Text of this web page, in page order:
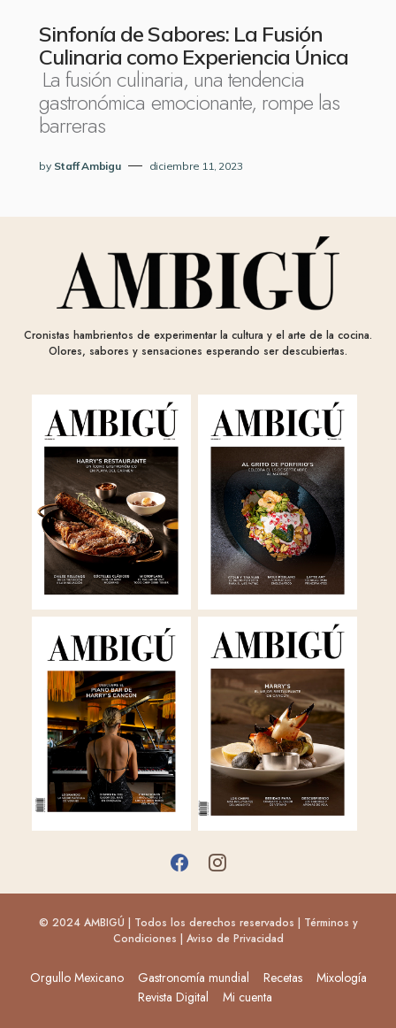
Sinfonía de Sabores: La Fusión
Culinaria como Experiencia Única
La fusión culinaria, una tendencia
gastronómica emocionante, rompe las
barreras
by Staff Ambigu diciembre 11, 2023
Cronistas hambrientos de experimentar la cultura y el arte de la cocina.
Olores, sabores y sensaciones esperando ser descubiertas.
© 2024 AMBIGÚ | Todos los derechos reservados | Términos y
Condiciones | Aviso de Privacidad
Orgullo Mexicano Gastronomía mundial Recetas
Mixología
Revista Digital
Mi cuenta